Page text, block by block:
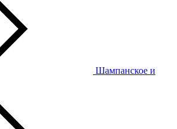
Шампанское и